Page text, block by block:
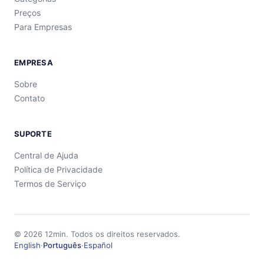
Preços
Para Empresas
EMPRESA
Sobre
Contato
SUPORTE
Central de Ajuda
Política de Privacidade
Termos de Serviço
© 2026 12min. Todos os direitos reservados.
English·Português·Español